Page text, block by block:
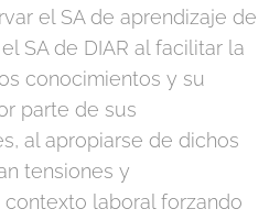
el SA de aprendizaje de
SA de DIAR al facilitar la
conocimientos y su
parte de sus
al apropiarse de dichos
tensiones y
laboral forzando